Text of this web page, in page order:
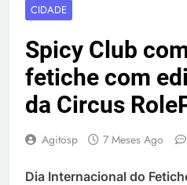
CIDADE
Spicy Club
fetiche com
da Circus
Agitosp 7 Meses Ago
Dia Internacional do